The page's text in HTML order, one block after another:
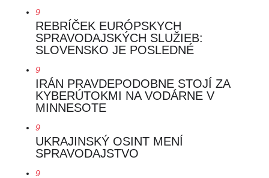
9
REBRÍČEK EURÓPSKYCH
SPRAVODAJSKÝCH SLUŽIEB:
SLOVENSKO JE POSLEDNÉ
9
IRÁN PRAVDEPODOBNE STOJÍ ZA
KYBERÚTOKMI NA VODÁRNE V
MINNESOTE
9
UKRAJINSKÝ OSINT MENÍ
SPRAVODAJSTVO
9